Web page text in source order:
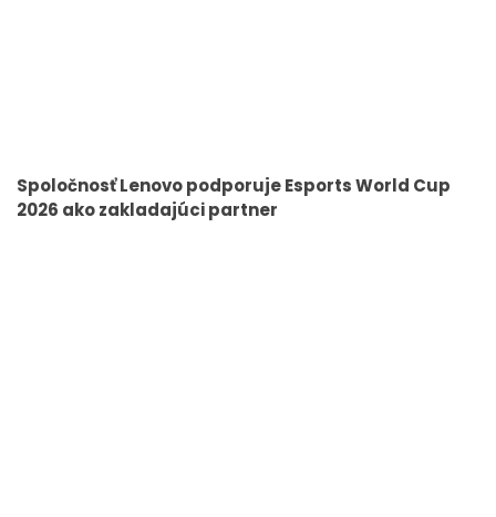
Spoločnosť Lenovo podporuje Esports World Cup
2026 ako zakladajúci partner